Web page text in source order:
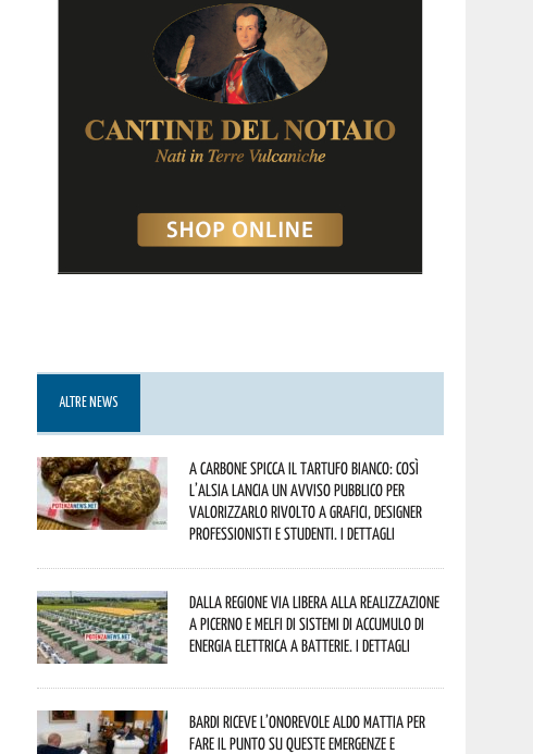
ALTRE NEWS
A Carbone spicca il tartufo bianco: così
l’Alsia lancia un avviso pubblico per
valorizzarlo rivolto a grafici, designer
professionisti e studenti. I dettagli
Dalla Regione via libera alla realizzazione
a Picerno e Melfi di sistemi di accumulo di
energia elettrica a batterie. I dettagli
Bardi riceve l’onorevole Aldo Mattia per
fare il punto su queste emergenze e